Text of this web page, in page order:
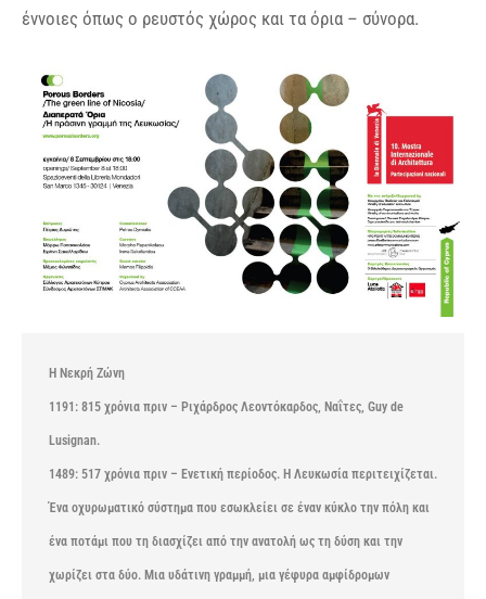
έννοιες όπως ο ρευστός χώρος και τα όρια – σύνορα.
Η Νεκρή Ζώνη
1191: 815 χρόνια πριν – Ριχάρδρος Λεοντόκαρδος, Ναΐτες, Guy de
Lusignan.
1489: 517 χρόνια πριν – Ενετική περίοδος. Η Λευκωσία περιτειχίζεται.
Ένα οχυρωματικό σύστημα που εσωκλείει σε έναν κύκλο την πόλη και
ένα ποτάμι που τη διασχίζει από την ανατολή ως τη δύση και την
χωρίζει στα δύο. Μια υδάτινη γραμμή, μια γέφυρα αμφίδρομων